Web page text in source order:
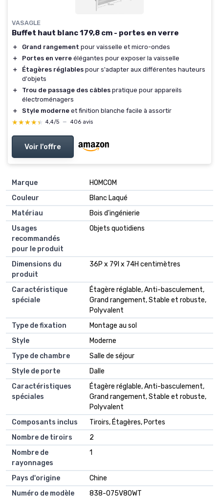
VASAGLE
Buffet haut blanc 179,8 cm - portes en verre
＋ Grand rangement pour vaisselle et micro-ondes
＋
Portes en verre élégantes pour exposer la vaisselle
＋
Étagères réglables pour s'adapter aux différentes hauteurs
d'objets
＋
Trou de passage des câbles pratique pour appareils
électroménagers
＋
Style moderne et finition blanche facile à assortir
★★★★★
★★★★★ 4,4/5 — 406 avis
Voir l'offre
Marque
HOMCOM
Couleur
Blanc Laqué
Matériau
Bois d'ingénierie
Usages
recommandés
pour le produit
Objets quotidiens
Dimensions du
produit
36P x 79l x 74H centimètres
Caractéristique
spéciale
Étagère réglable, Anti-basculement,
Grand rangement, Stable et robuste,
Polyvalent
Type de fixation
Montage au sol
Style
Moderne
Type de chambre
Salle de séjour
Style de porte
Dalle
Caractéristiques
spéciales
Étagère réglable, Anti-basculement,
Grand rangement, Stable et robuste,
Polyvalent
Composants inclus
Tiroirs, Étagères, Portes
Nombre de tiroirs
2
Nombre de
rayonnages
1
Pays d'origine
Chine
Numéro de modèle
838-075V80WT